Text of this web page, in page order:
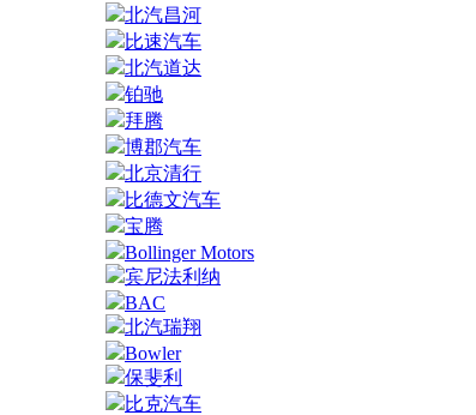
北汽昌河
比速汽车
北汽道达
铂驰
拜腾
博郡汽车
北京清行
比德文汽车
宝腾
Bollinger Motors
宾尼法利纳
BAC
北汽瑞翔
Bowler
保斐利
比克汽车